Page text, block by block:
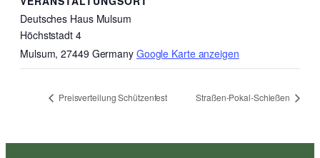
Deutsches Haus Mulsum
Höchststadt 4
Mulsum, 27449 Germany Google Karte anzeigen
Preisverteilung Schützenfest Straßen-Pokal-Schießen